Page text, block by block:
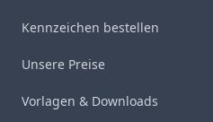
Kennzeichen bestellen
Unsere Preise
Vorlagen & Downloads